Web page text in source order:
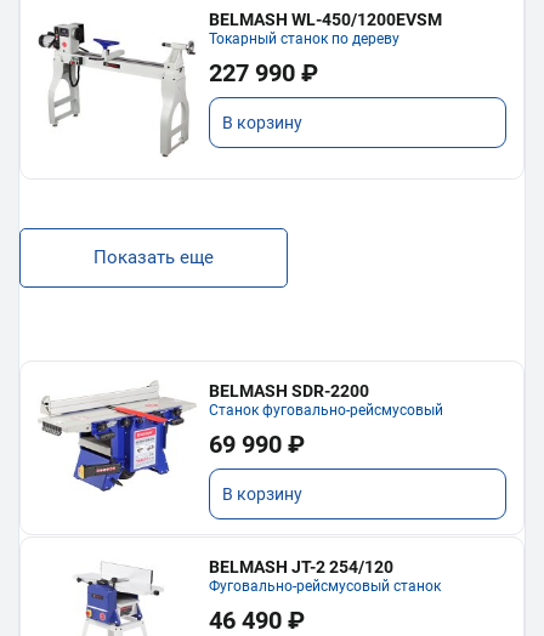
BELMASH WL-450/1200EVSM
Токарный станок по дереву
227 990 ₽
В корзину
Показать еще
BELMASH SDR-2200
Станок фуговально-рейсмусовый
69 990 ₽
В корзину
BELMASH JT-2 254/120
Фуговально-рейсмусовый станок
46 490 ₽